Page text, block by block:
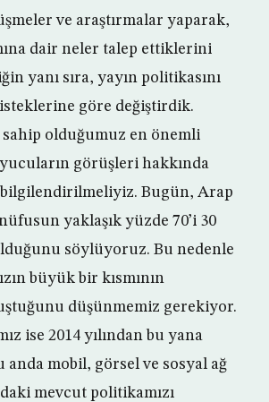
ve araştırmalar yaparak,
dair neler talep ettiklerini
yanı sıra, yayın politikasını
göre değiştirdik.
olduğumuz en önemli
görüşleri hakkında
Bugün, Arap
yaklaşık yüzde 70’i 30
söylüyoruz. Bu nedenle
büyük bir kısmının
düşünmemiz gerekiyor.
ise 2014 yılından bu yana
anda mobil, görsel ve sosyal ağ
mevcut politikamızı